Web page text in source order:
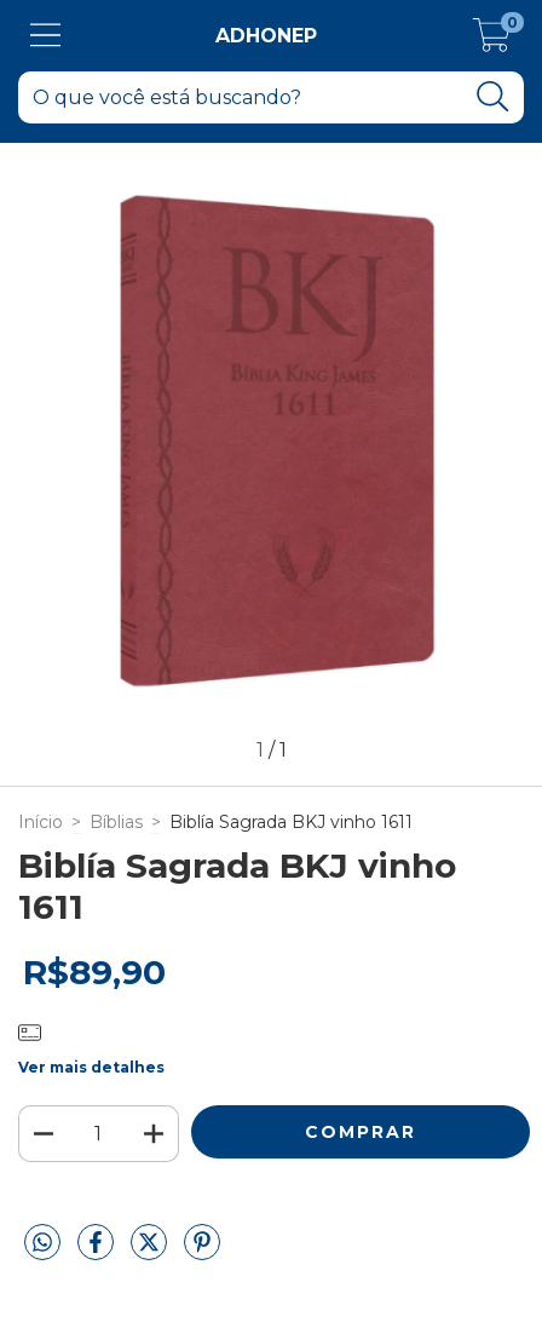
ADHONEP
0
1 /1
Início > Bíblias > Biblía Sagrada BKJ vinho 1611
Biblía Sagrada BKJ vinho
1611
R$89,90
Ver mais detalhes